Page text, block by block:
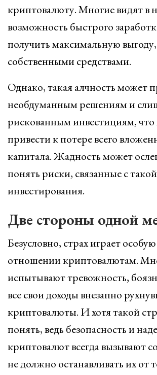
криптовалюту. Многие видят в
возможность быстрого
получить максимальную
собственными средствами.
Однако, такая алчность может
необдуманным решениям и
рискованным инвестициям,
привести к потере всего
капитала. Жадность может
понять риски, связанные с
инвестирования.
Две стороны одной
Безусловно, страх играет
отношении криптовалютам.
испытывают тревожность,
все свои доходы внезапно
криптовалюты. И хотя такой
понять, ведь безопасность и
криптовалют всегда вызывают
не должно останавливать их от